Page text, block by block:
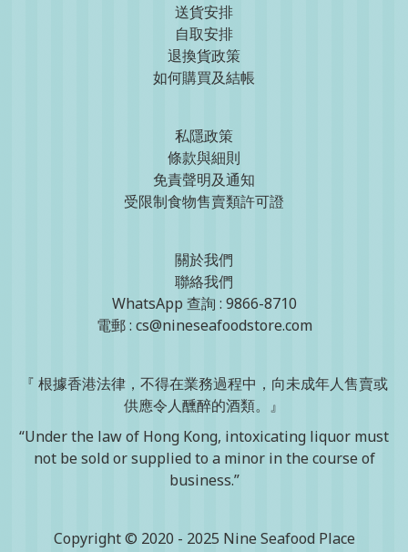
送貨安排
自取安排
退換貨政策
如何購買及結帳
私隱政策
條款與細則
免責聲明及通知
受限制食物售賣類許可證
關於我們
聯絡我們
WhatsApp 查詢 : 9866-8710
電郵 : cs@nineseafoodstore.com
『 根據香港法律，不得在業務過程中，向未成年人售賣或
供應令人醺醉的酒類。』
“Under the law of Hong Kong, intoxicating liquor must
not be sold or supplied to a minor in the course of
business.”
Copyright © 2020 - 2025 Nine Seafood Place